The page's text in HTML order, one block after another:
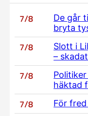
7/8
De går
bryta
7/8
Slott i
–
7/8
häktad
7/8 För